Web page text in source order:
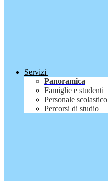
Servizi
Panoramica
Famiglie e studenti
Personale scolastico
Percorsi di studio